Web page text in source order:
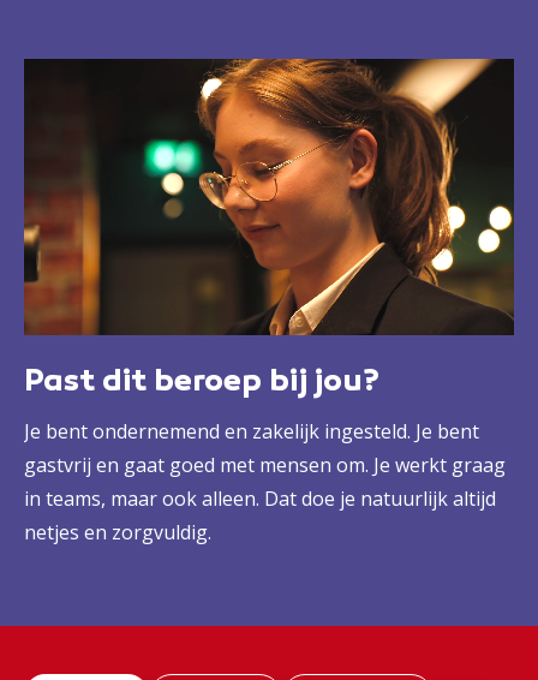
sales en marketing, financiën en het personeelsbeleid.
Past dit beroep bij jou?
Je bent ondernemend en zakelijk ingesteld. Je bent
gastvrij en gaat goed met mensen om. Je werkt graag
in teams, maar ook alleen. Dat doe je natuurlijk altijd
netjes en zorgvuldig.